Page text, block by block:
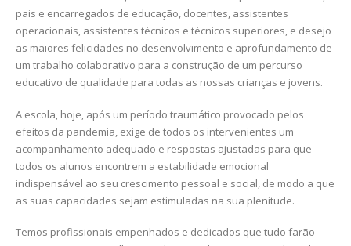
pais e encarregados de educação, docentes, assistentes
operacionais, assistentes técnicos e técnicos superiores, e desejo
as maiores felicidades no desenvolvimento e aprofundamento de
um trabalho colaborativo para a construção de um percurso
educativo de qualidade para todas as nossas crianças e jovens.
A escola, hoje, após um período traumático provocado pelos
efeitos da pandemia, exige de todos os intervenientes um
acompanhamento adequado e respostas ajustadas para que
todos os alunos encontrem a estabilidade emocional
indispensável ao seu crescimento pessoal e social, de modo a que
as suas capacidades sejam estimuladas na sua plenitude.
Temos profissionais empenhados e dedicados que tudo farão